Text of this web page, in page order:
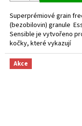
Superprémiové grain
(bezobilovin) granule
Sensible je vytvořeno
kočky, které vykazují
známky citlivosti na
druhy potravy. Obsahuje...
Akce